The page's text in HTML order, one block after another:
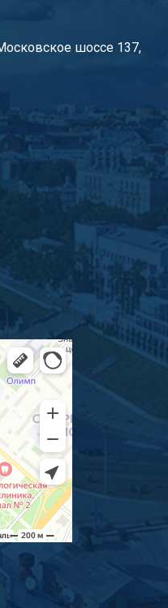
шоссе 137,